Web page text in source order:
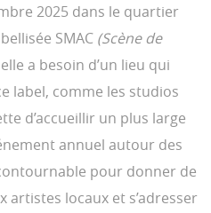
2025 dans le quartier
SMAC (Scène de
elle a besoin d’un lieu qui
label, comme les studios
d’accueillir un plus large
annuel autour des
pour donner de
artistes locaux et s’adresser